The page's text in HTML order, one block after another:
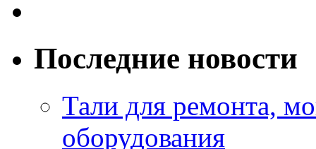
Последние новости
Тали для ремонта,
оборудования